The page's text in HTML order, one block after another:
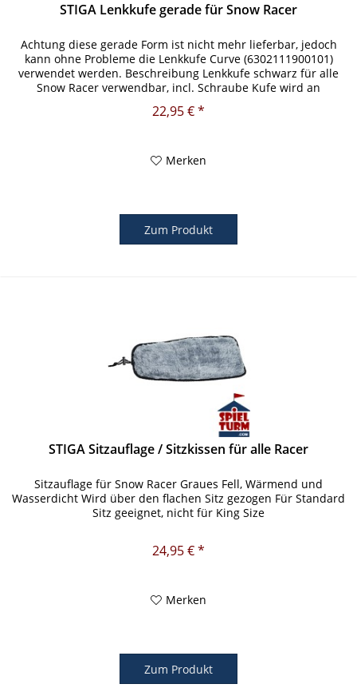
STIGA Lenkkufe gerade für Snow Racer
Achtung diese gerade Form ist nicht mehr lieferbar, jedoch
kann ohne Probleme die Lenkkufe Curve (6302111900101)
verwendet werden. Beschreibung Lenkkufe schwarz für alle
Snow Racer verwendbar, incl. Schraube Kufe wird an
Lenkachse mit...
22,95 € *
Merken
Zum Produkt
STIGA Sitzauflage / Sitzkissen für alle Racer
Sitzauflage für Snow Racer Graues Fell, Wärmend und
Wasserdicht Wird über den flachen Sitz gezogen Für Standard
Sitz geeignet, nicht für King Size
24,95 € *
Merken
Zum Produkt